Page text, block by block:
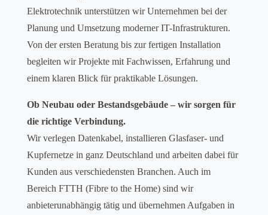
Elektrotechnik unterstützen wir Unternehmen bei der
Planung und Umsetzung moderner IT-Infrastrukturen.
Von der ersten Beratung bis zur fertigen Installation
begleiten wir Projekte mit Fachwissen, Erfahrung und
einem klaren Blick für praktikable Lösungen.
Ob Neubau oder Bestandsgebäude – wir sorgen für
die richtige Verbindung.
Wir verlegen Datenkabel, installieren Glasfaser- und
Kupfernetze in ganz Deutschland und arbeiten dabei für
Kunden aus verschiedensten Branchen. Auch im
Bereich FTTH (Fibre to the Home) sind wir
anbieterunabhängig tätig und übernehmen Aufgaben in